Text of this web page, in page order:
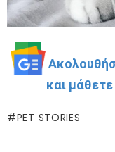
και
PET STORIES